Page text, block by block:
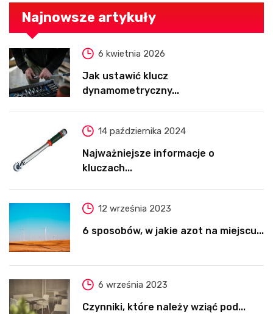
Najnowsze artykuły
6 kwietnia 2026
Jak ustawić klucz
dynamometryczny...
14 października 2024
Najważniejsze informacje o
kluczach...
12 września 2023
6 sposobów, w jakie azot na miejscu...
6 września 2023
Czynniki, które należy wziąć pod...